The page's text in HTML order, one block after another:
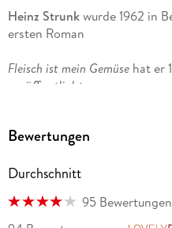
Heinz Strunkwurde 1962 in
ersten Roman
Fleisch ist mein Gemüsehat er
veröffentlicht.
Bestsellerliste; die
Literaturpreis geehrt. Seine
Es ist immer so schön mit dirund
Bewertungen
Durchschnitt
95 Bewertungen